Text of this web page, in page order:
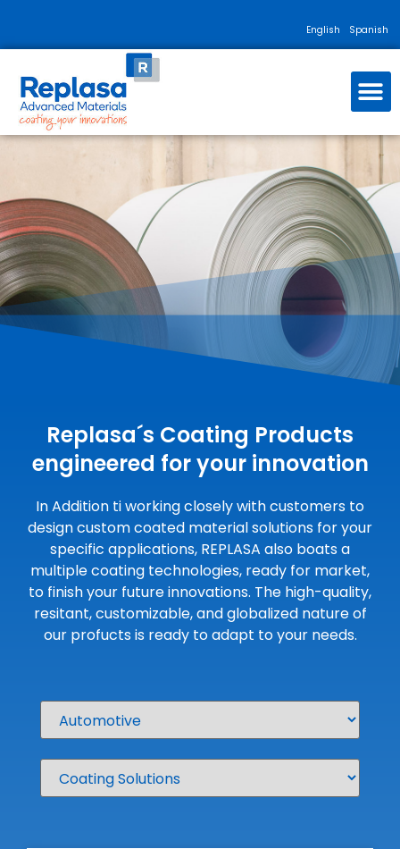
English Spanish
Replasa´s Coating Products
engineered for your innovation
In Addition ti working closely with customers to
design custom coated material solutions for your
specific applications, REPLASA also boats a
multiple coating technologies, ready for market,
to finish your future innovations. The high-quality,
resitant, customizable, and globalized nature of
our profucts is ready to adapt to your needs.